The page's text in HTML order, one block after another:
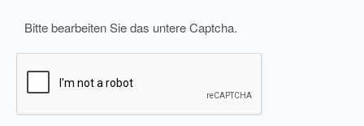
Bitte bearbeiten Sie das untere Captcha.